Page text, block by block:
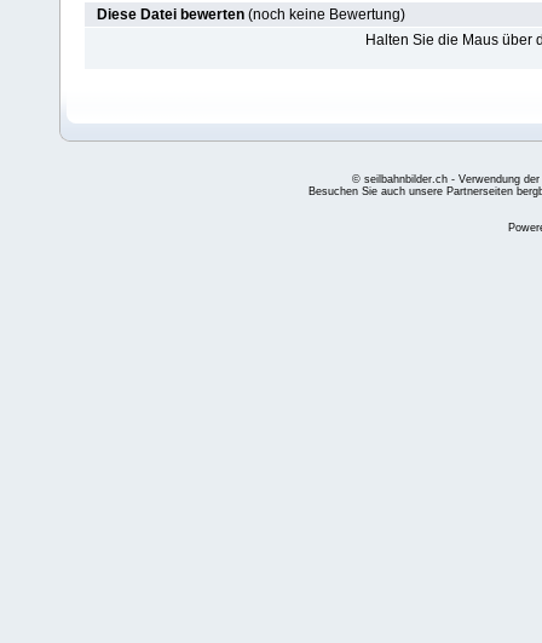
Diese Datei bewerten (noch keine Bewertung)
Halten Sie die Maus über
© seilbahnbilder.ch - Verwendung
Besuchen Sie auch unsere Partnerseiten